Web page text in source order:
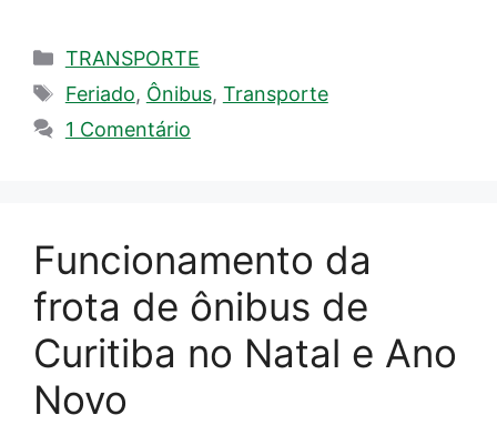
Categorias
TRANSPORTE
Tags
Feriado, Ônibus, Transporte
1 Comentário
Funcionamento da
frota de ônibus de
Curitiba no Natal e Ano
Novo